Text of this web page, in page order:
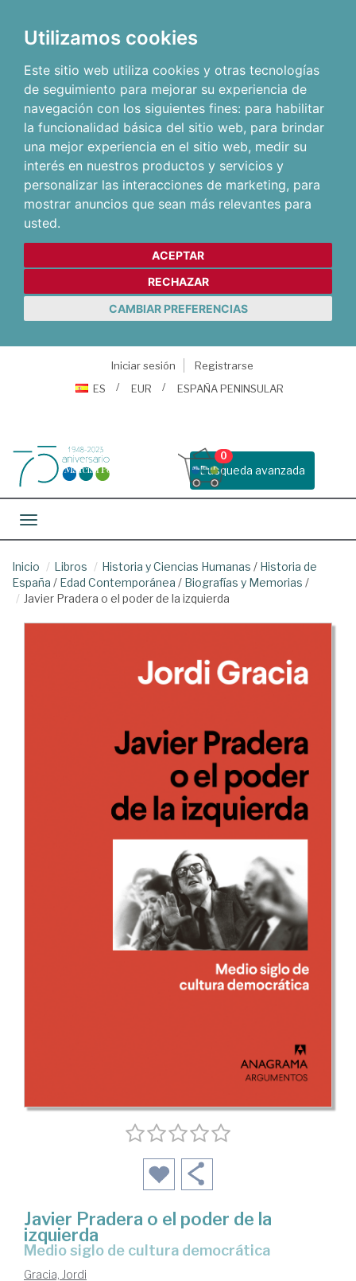
Utilizamos cookies
Este sitio web utiliza cookies y otras tecnologías
de seguimiento para mejorar su experiencia de
navegación con los siguientes fines: para habilitar
la funcionalidad básica del sitio web, para brindar
una mejor experiencia en el sitio web, medir su
interés en nuestros productos y servicios y
personalizar las interacciones de marketing, para
mostrar anuncios que sean más relevantes para
usted.
ACEPTAR
RECHAZAR
CAMBIAR PREFERENCIAS
Iniciar sesión
Registrarse
ES
EUR ESPAÑA PENINSULAR
Busqueda avanzada
0
Toggle navigation
Inicio Libros Historia y Ciencias Humanas / Historia de
España / Edad Contemporánea / Biografías y Memorias /
Javier Pradera o el poder de la izquierda
Javier Pradera o el poder de la
izquierda
Medio siglo de cultura democrática
Gracia, Jordi